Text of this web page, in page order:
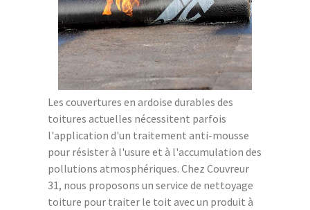
Les couvertures en ardoise durables des
toitures actuelles nécessitent parfois
l'application d'un traitement anti-mousse
pour résister à l'usure et à l'accumulation des
pollutions atmosphériques. Chez Couvreur
31, nous proposons un service de nettoyage
toiture pour traiter le toit avec un produit à